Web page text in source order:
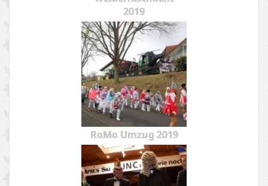
2019
RoMo Umzug 2019